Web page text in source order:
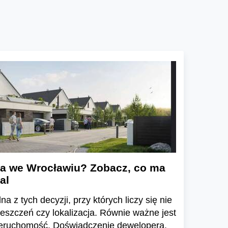
we Wrocławiu? Zobacz, co ma
z tych decyzji, przy których liczy się nie
czy lokalizacja. Równie ważne jest
Doświadczenie dewelopera,